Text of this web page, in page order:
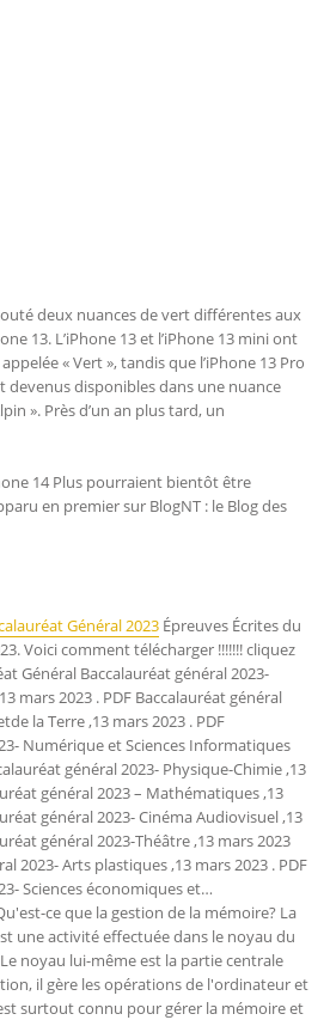
deux nuances de vert différentes aux
13. L’iPhone 13 et l’iPhone 13 mini ont
« Vert », tandis que l’iPhone 13 Pro
devenus disponibles dans une nuance
». Près d’un an plus tard, un
14 Plus pourraient bientôt être
en premier sur BlogNT : le Blog des
Général 2023 Épreuves Écrites du
Voici comment télécharger !!!!!!! cliquez
Général Baccalauréat général 2023-
mars 2023 . PDF Baccalauréat général
la Terre ,13 mars 2023 . PDF
Numérique et Sciences Informatiques
général 2023- Physique-Chimie ,13
général 2023 – Mathématiques ,13
général 2023- Cinéma Audiovisuel ,13
général 2023-Théâtre ,13 mars 2023
2023- Arts plastiques ,13 mars 2023 . PDF
Sciences économiques et…
ce que la gestion de la mémoire? La
une activité effectuée dans le noyau du
noyau lui-même est la partie centrale
il gère les opérations de l'ordinateur et
surtout connu pour gérer la mémoire et